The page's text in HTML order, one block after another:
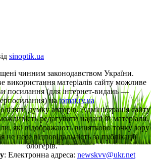
sinoptik.ua
чинним законодавством України.
використання матеріалів сайту можливе
посилання (для інтернет-видань —
наtomat.rv.ua
думку авторів. Адміністрація сайту
редагувати надані їй матеріали.
які відображають винятково точку зору
не несе відповідальність за публікації
блогерів.
: Електронна адреса: newskvv@ukr.net